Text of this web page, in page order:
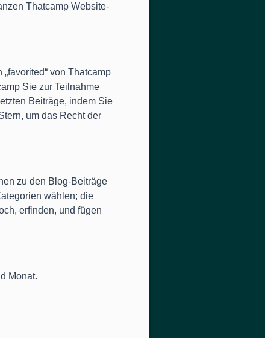
Thatcamp Website-
von Thatcamp
Sie zur Teilnahme
Beiträge, indem Sie
um das Recht der
zu den Blog-Beiträge
wählen; die
erfinden, und fügen
Monat.